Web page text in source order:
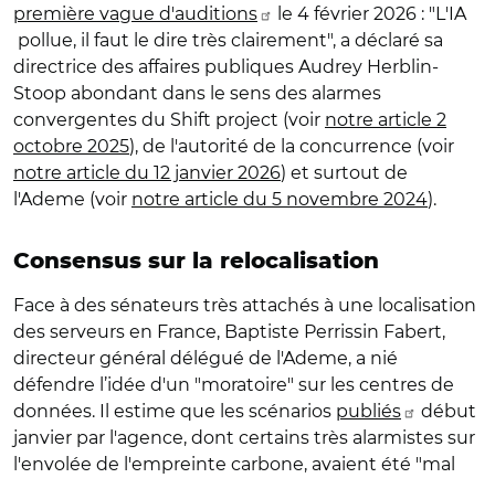
première vague d'auditions
le 4 février 2026 : "L'IA
pollue, il faut le dire très clairement", a déclaré sa
directrice des affaires publiques Audrey Herblin-
Stoop abondant dans le sens des alarmes
convergentes du Shift project (voir notre article 2
octobre 2025), de l'autorité de la concurrence (voir
notre article du 12 janvier 2026) et surtout de
l'Ademe (voir notre article du 5 novembre 2024).
Consensus sur la relocalisation
Face à des sénateurs très attachés à une localisation
des serveurs en France, Baptiste Perrissin Fabert,
directeur général délégué de l'Ademe, a nié
défendre l’idée d'un "moratoire" sur les centres de
données. Il estime que les scénarios publiés
début
janvier par l'agence, dont certains très alarmistes sur
l'envolée de l'empreinte carbone, avaient été "mal